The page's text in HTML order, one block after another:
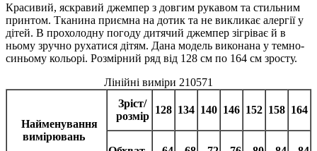
Красивий, яскравий джемпер з довгим рукавом та стильним
принтом. Тканина приємна на дотик та не викликає алергії у
дітей. В прохолодну погоду дитячий джемпер зігріває й в
ньому зручно рухатися дітям. Дана модель виконана у темно-
синьому кольорі. Розмірний ряд від 128 см по 164 см зросту.
Лінійні виміри 210571
Найменування
вимірювань
Зріст/
розмір
128 134 140 146 152 158 164